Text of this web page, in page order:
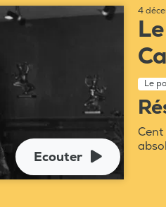
Ecouter
4
Le